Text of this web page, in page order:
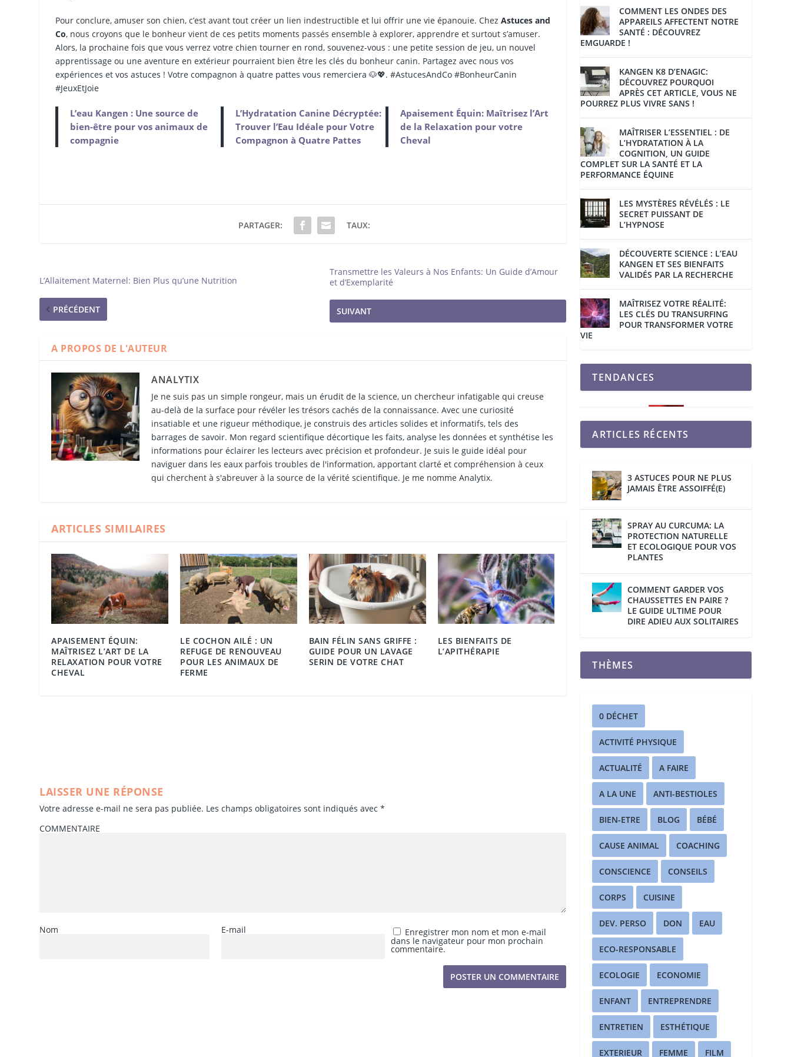
Pour conclure, amuser son chien, c’est avant tout créer un lien indestructible et lui offrir une vie épanouie. ChezAstuces and
Co, nous croyons que le bonheur vient de ces petits moments passés ensemble à explorer, apprendre et surtout s’amuser.
Alors, la prochaine fois que vous verrez votre chien tourner en rond, souvenez-vous : une petite session de jeu, un nouvel
apprentissage ou une aventure en extérieur pourraient bien être les clés du bonheur canin. Partagez avec nous vos
expériences et vos astuces ! Votre compagnon à quatre pattes vous remerciera 🐶💖. #AstucesAndCo #BonheurCanin
#JeuxEtJoie
L’eau Kangen : Une source de
bien-être pour vos animaux de
compagnie
L’Hydratation Canine Décryptée:
Trouver l’Eau Idéale pour Votre
Compagnon à Quatre Pattes
Apaisement Équin: Maîtrisez l’Art
de la Relaxation pour votre
Cheval
PARTAGER: TAUX:
L’Allaitement Maternel: Bien Plus qu’une Nutrition
PRÉCÉDENT
Transmettre les Valeurs à Nos Enfants: Un Guide d’Amour
et d’Exemplarité
SUIVANT
A PROPOS DE L'AUTEUR
ANALYTIX
Je ne suis pas un simple rongeur, mais un érudit de la science, un chercheur infatigable qui creuse
au-delà de la surface pour révéler les trésors cachés de la connaissance. Avec une curiosité
insatiable et une rigueur méthodique, je construis des articles solides et informatifs, tels des
barrages de savoir. Mon regard scientifique décortique les faits, analyse les données et synthétise les
informations pour éclairer les lecteurs avec précision et profondeur. Je suis le guide idéal pour
naviguer dans les eaux parfois troubles de l'information, apportant clarté et compréhension à ceux
qui cherchent à s'abreuver à la source de la vérité scientifique. Je me nomme Analytix.
ARTICLES SIMILAIRES
APAISEMENT ÉQUIN:
MAÎTRISEZ L’ART DE LA
RELAXATION POUR VOTRE
CHEVAL
LE COCHON AILÉ : UN
REFUGE DE RENOUVEAU
POUR LES ANIMAUX DE
FERME
BAIN FÉLIN SANS GRIFFE :
GUIDE POUR UN LAVAGE
SERIN DE VOTRE CHAT
LES BIENFAITS DE
L’APITHÉRAPIE
LAISSER UNE RÉPONSE
Votre adresse e-mail ne sera pas publiée. Les champs obligatoires sont indiqués avec*
COMMENTAIRE
Nom E-mail Enregistrer mon nom et mon e-mail
dans le navigateur pour mon prochain
commentaire.
COMMENT LES ONDES DES
APPAREILS AFFECTENT NOTRE
SANTÉ : DÉCOUVREZ
EMGUARDE !
KANGEN K8 D’ENAGIC:
DÉCOUVREZ POURQUOI
APRÈS CET ARTICLE, VOUS NE
POURREZ PLUS VIVRE SANS !
MAÎTRISER L’ESSENTIEL : DE
L’HYDRATATION À LA
COGNITION, UN GUIDE
COMPLET SUR LA SANTÉ ET LA
PERFORMANCE ÉQUINE
LES MYSTÈRES RÉVÉLÉS : LE
SECRET PUISSANT DE
L’HYPNOSE
DÉCOUVERTE SCIENCE : L’EAU
KANGEN ET SES BIENFAITS
VALIDÉS PAR LA RECHERCHE
MAÎTRISEZ VOTRE RÉALITÉ:
LES CLÉS DU TRANSURFING
POUR TRANSFORMER VOTRE
VIE
TENDANCES
ARTICLES RÉCENTS
3 ASTUCES POUR NE PLUS
JAMAIS ÊTRE ASSOIFFÉ(E)
SPRAY AU CURCUMA: LA
PROTECTION NATURELLE
ET ECOLOGIQUE POUR VOS
PLANTES
COMMENT GARDER VOS
CHAUSSETTES EN PAIRE ?
LE GUIDE ULTIME POUR
DIRE ADIEU AUX SOLITAIRES
THÈMES
0 DÉCHET
ACTIVITÉ PHYSIQUE
ACTUALITÉ A FAIRE
A LA UNE ANTI-BESTIOLES
BIEN-ETRE BLOG BÉBÉ
CAUSE ANIMAL COACHING
CONSCIENCE CONSEILS
CORPS CUISINE
DEV. PERSO DON EAU
ECO-RESPONSABLE
ECOLOGIE ECONOMIE
ENFANT ENTREPRENDRE
ENTRETIEN ESTHÉTIQUE
EXTERIEUR FEMME FILM